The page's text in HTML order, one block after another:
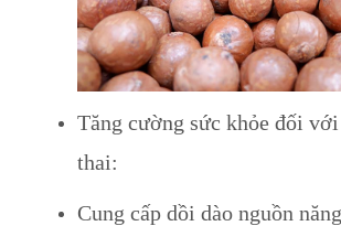
Tăng cường sức khỏe đối
thai:
Cung cấp dồi dào nguồn